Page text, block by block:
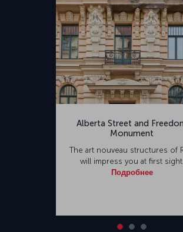
Alberta Street and
Monument
The art nouveau structures of
will impress you at first sight.
Подробнее